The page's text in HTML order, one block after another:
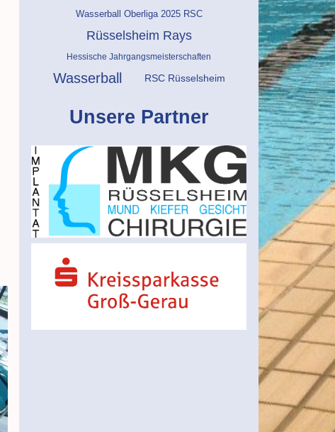
Wasserball Oberliga 2025 RSC
Rüsselsheim Rays
Hessische Jahrgangsmeisterschaften
Wasserball RSC Rüsselsheim
Unsere Partner